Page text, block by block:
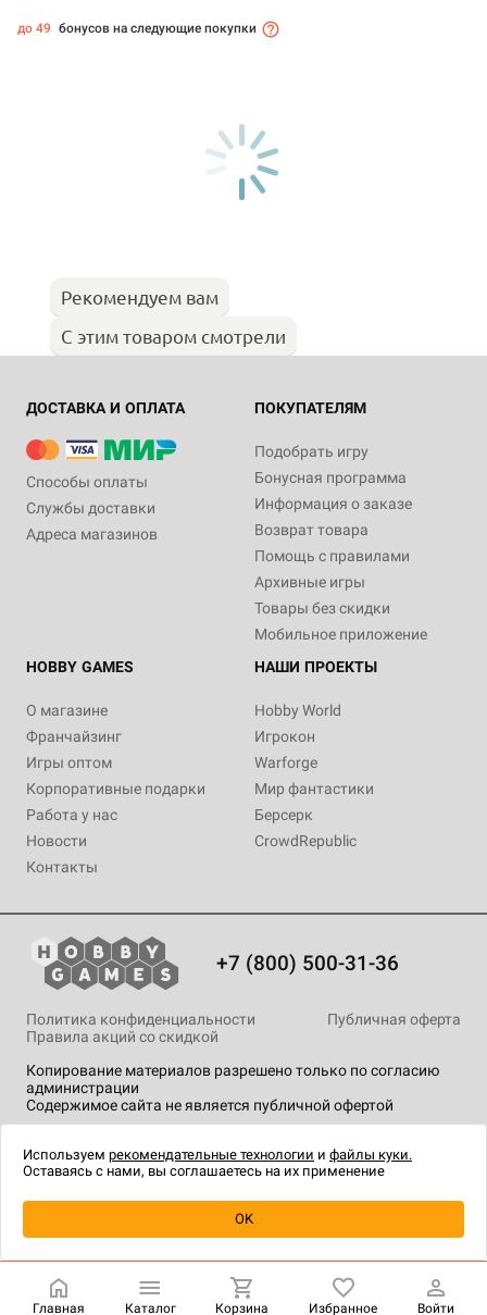
Уведомить о наличии
до 49 бонусов на следующие покупки
Рекомендуем вам
С этим товаром смотрели
ДОСТАВКА И ОПЛАТА
Способы оплаты
Службы доставки
Адреса магазинов
ПОКУПАТЕЛЯМ
Подобрать игру
Бонусная программа
Информация о заказе
Возврат товара
Помощь с правилами
Архивные игры
Товары без скидки
Мобильное приложение
HOBBY GAMES
О магазине
Франчайзинг
Игры оптом
Корпоративные подарки
Работа у нас
Новости
Контакты
НАШИ ПРОЕКТЫ
Hobby World
Игрокон
Warforge
Мир фантастики
Берсерк
CrowdRepublic
+7 (800) 500-31-36
Копирование материалов разрешено только по согласию
администрации
Содержимое сайта не является публичной офертой
Политика конфиденциальности
Публичная оферта
Правила акций со скидкой
технологии.
Главная Каталог Корзина Избранное Войти
Используем рекомендательные технологии и файлы куки.
Оставаясь с нами, вы соглашаетесь на их применение
OK